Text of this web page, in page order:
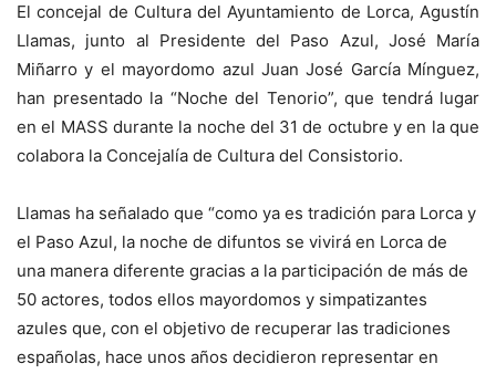
El concejal de Cultura del Ayuntamiento de Lorca, Agustín
Llamas, junto al Presidente del Paso Azul, José María
Miñarro y el mayordomo azul Juan José García Mínguez,
han presentado la “Noche del Tenorio”, que tendrá lugar
en el MASS durante la noche del 31 de octubre y en la que
colabora la Concejalía de Cultura del Consistorio.
Llamas ha señalado que “como ya es tradición para Lorca y
el Paso Azul, la noche de difuntos se vivirá en Lorca de
una manera diferente gracias a la participación de más de
50 actores, todos ellos mayordomos y simpatizantes
azules que, con el objetivo de recuperar las tradiciones
españolas, hace unos años decidieron representar en